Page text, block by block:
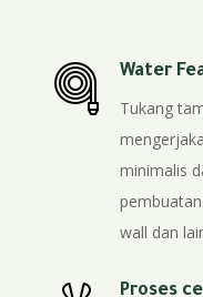
Water
Tukang
minimalis
wall dan
Proses